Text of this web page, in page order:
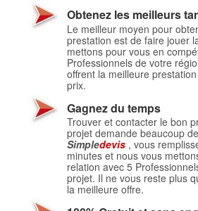
Obtenez les meilleurs
Le meilleur moyen pour
prestation est de faire jouer
mettons pour vous en
Professionnels de votre
offrent la meilleure
prix.
Gagnez du temps
Trouver et contacter le bon
projet demande beaucoup
Simpledevis , vous
minutes et nous vous
relation avec 5
projet. Il ne vous reste plus
la meilleure offre.